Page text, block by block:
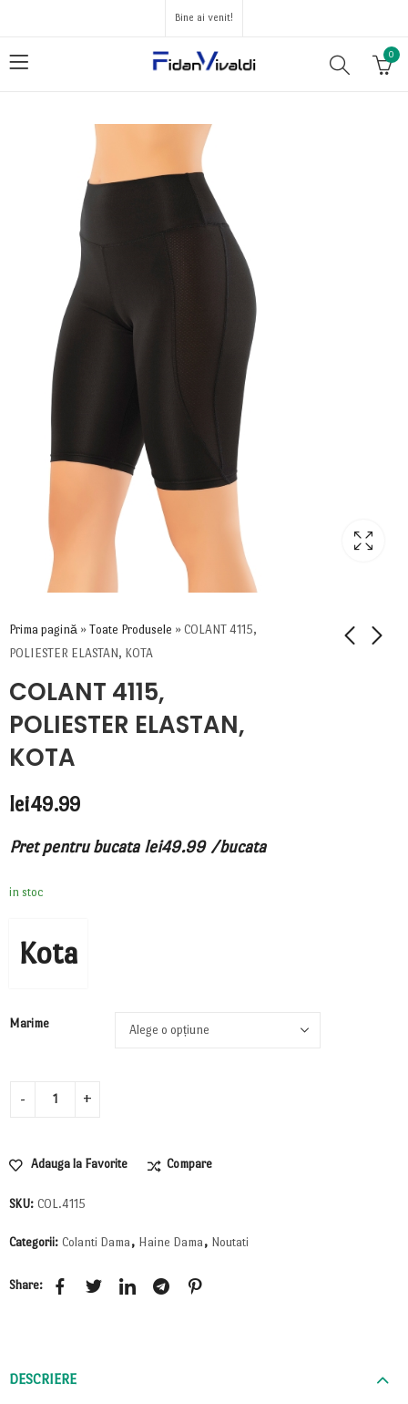
Bine ai venit!
0
Prima pagină » Toate Produsele » COLANT 4115,
POLIESTER ELASTAN, KOTA
COLANT 4115,
POLIESTER ELASTAN,
KOTA
lei49.99
Pret pentru bucata lei49.99 /bucata
in stoc
Kota
Marime
Adauga la Favorite Compare
SKU: COL.4115
Categorii: Colanti Dama , Haine Dama , Noutati
Share:
DESCRIERE